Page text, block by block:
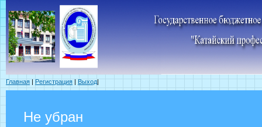
Главная | Регистрация | Выход|
Не убран